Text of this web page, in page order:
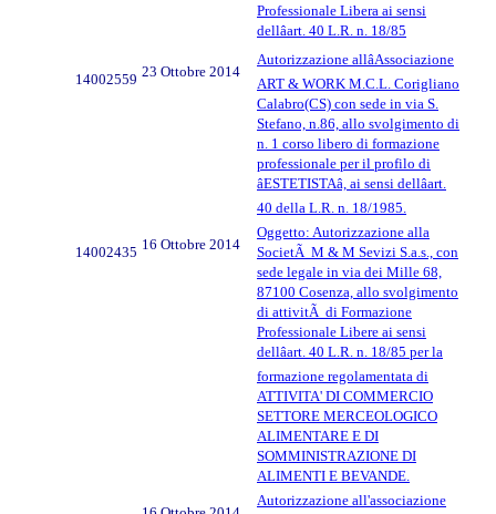
Professionale Libera ai sensi
dellâart. 40 L.R. n. 18/85
14002559 23 Ottobre 2014
Autorizzazione allâAssociazione
ART & WORK M.C.L. Corigliano
Calabro(CS) con sede in via S.
Stefano, n.86, allo svolgimento di
n. 1 corso libero di formazione
professionale per il profilo di
âESTETISTAâ, ai sensi dellâart.
40 della L.R. n. 18/1985.
14002435 16 Ottobre 2014
Oggetto: Autorizzazione alla
SocietÃ M & M Sevizi S.a.s., con
sede legale in via dei Mille 68,
87100 Cosenza, allo svolgimento
di attivitÃ di Formazione
Professionale Libere ai sensi
dellâart. 40 L.R. n. 18/85 per la
formazione regolamentata di
ATTIVITA' DI COMMERCIO
SETTORE MERCEOLOGICO
ALIMENTARE E DI
SOMMINISTRAZIONE DI
ALIMENTI E BEVANDE.
Autorizzazione all'associazione